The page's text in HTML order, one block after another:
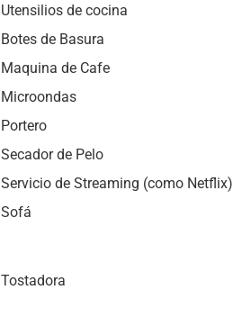
Utensilios de cocina
Botes de Basura
Maquina de Cafe
Microondas
Portero
Secador de Pelo
Servicio de Streaming (como Netflix)
Sofá
Tostadora